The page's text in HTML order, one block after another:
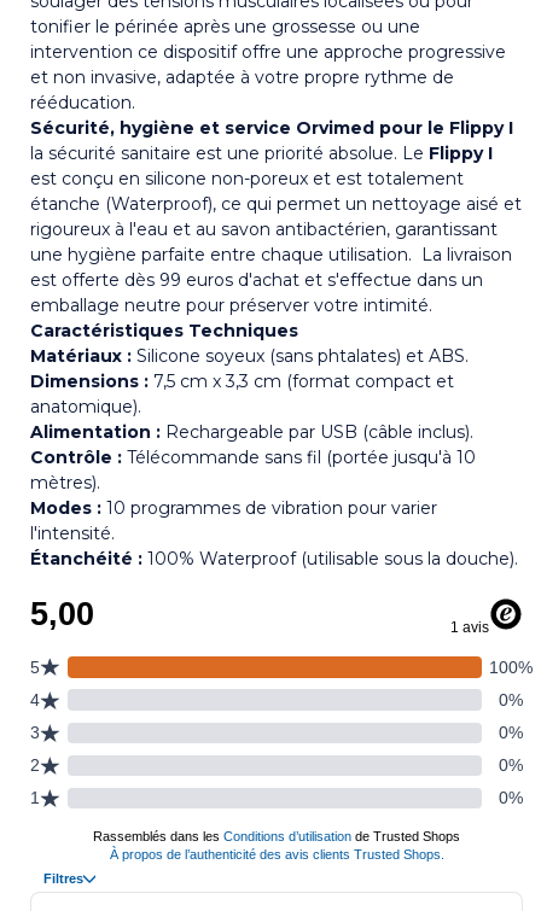
tonifier le périnée après une grossesse ou une
intervention ce dispositif offre une approche progressive
et non invasive, adaptée à votre propre rythme de
rééducation.
Sécurité, hygiène et service Orvimed pour le Flippy I
la sécurité sanitaire est une priorité absolue. Le Flippy I
est conçu en silicone non-poreux et est totalement
étanche (Waterproof), ce qui permet un nettoyage aisé et
rigoureux à l'eau et au savon antibactérien, garantissant
une hygiène parfaite entre chaque utilisation. La livraison
est offerte dès 99 euros d'achat et s'effectue dans un
emballage neutre pour préserver votre intimité.
Caractéristiques Techniques
Matériaux : Silicone soyeux (sans phtalates) et ABS.
Dimensions : 7,5 cm x 3,3 cm (format compact et
anatomique).
Alimentation : Rechargeable par USB (câble inclus).
Contrôle : Télécommande sans fil (portée jusqu'à 10
mètres).
Modes : 10 programmes de vibration pour varier
l'intensité.
Étanchéité : 100% Waterproof (utilisable sous la douche).